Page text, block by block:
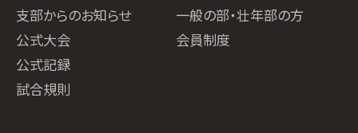
支部からのお知らせ
公式大会
公式記録
試合規則
一般の部・壮年部の方
会員制度